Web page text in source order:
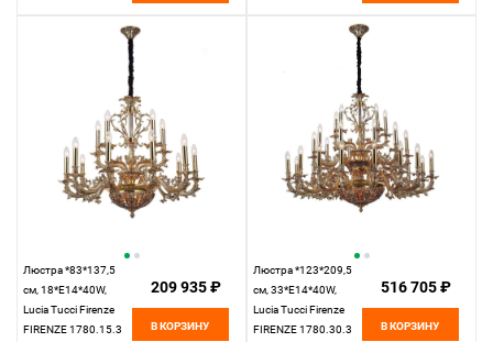
Люстра *83*137,5
см, 18*E14*40W,
Lucia Tucci Firenze
FIRENZE 1780.15.3
209 935 ₽
В КОРЗИНУ
Люстра *123*209,5
см, 33*E14*40W,
Lucia Tucci Firenze
FIRENZE 1780.30.3
516 705 ₽
В КОРЗИНУ